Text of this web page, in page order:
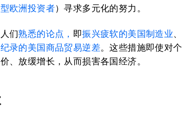
欧洲投资者）寻求多元化的努力。
们熟悉的论点， 即振兴疲软的美国制造业、
录的美国商品贸易逆差。这些措施即使对个
、放缓增长，从而损害各国经济。